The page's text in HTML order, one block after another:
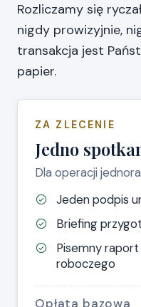
Rozliczamy się
nigdy prowizyjnie,
transakcja jest
papier.
ZA ZLECENIE
Jedno
Dla operacji
Jeden podpis
Briefing
Pisemny
roboczego
Opłata bazowa